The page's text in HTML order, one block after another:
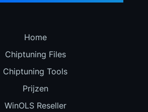
Home
Chiptuning Files
Chiptuning Tools
Prijzen
WinOLS Reseller